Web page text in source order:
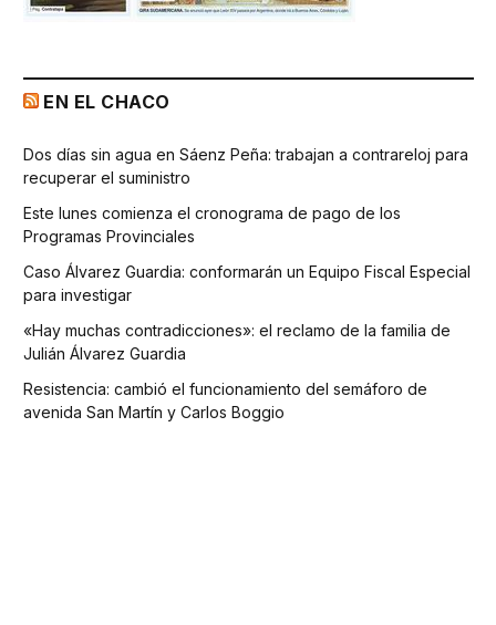
EN EL CHACO
Dos días sin agua en Sáenz Peña: trabajan a contrareloj para
recuperar el suministro
Este lunes comienza el cronograma de pago de los
Programas Provinciales
Caso Álvarez Guardia: conformarán un Equipo Fiscal Especial
para investigar
«Hay muchas contradicciones»: el reclamo de la familia de
Julián Álvarez Guardia
Resistencia: cambió el funcionamiento del semáforo de
avenida San Martín y Carlos Boggio